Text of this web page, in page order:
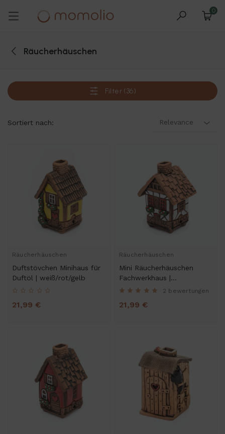
0
Räucherhäuschen
Filter (36)
Sortiert nach: Relevance
Räucherhäuschen
Duftstövchen Minihaus für
Duftöl | weiß/rot/gelb
21,99 €
Räucherhäuschen
Mini Räucherhäuschen
Fachwerkhaus |
weiß/rot/blau2 bewertungen
21,99 €